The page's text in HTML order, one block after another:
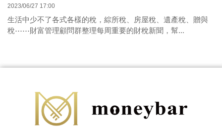
2023/06/27 17:00
生活中少不了各式各樣的稅，綜所稅、房屋稅、遺產稅、贈與
稅⋯⋯財富管理顧問群整理每周重要的財稅新聞，幫...